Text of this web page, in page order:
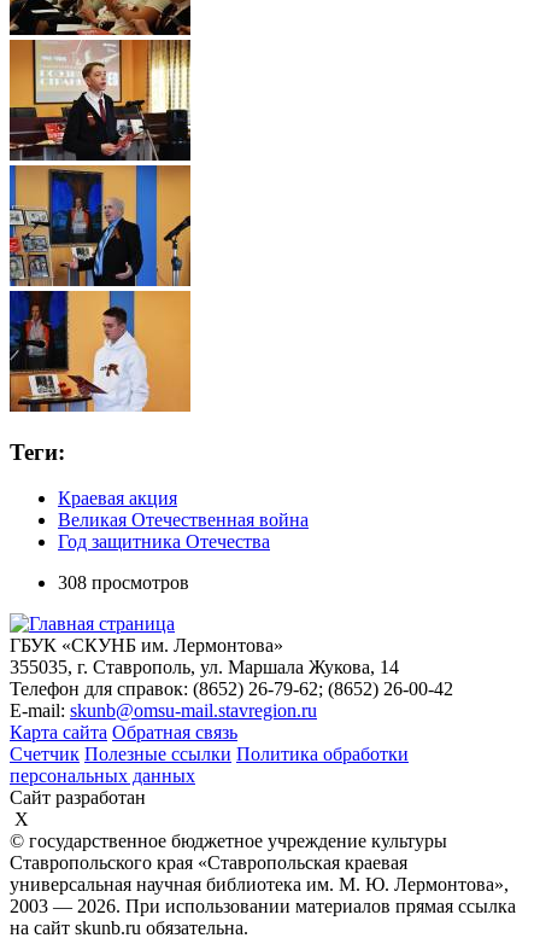
Теги:
Краевая акция
Великая Отечественная война
Год защитника Отечества
308 просмотров
ГБУК «СКУНБ им. Лермонтова»
355035, г. Ставрополь, ул. Маршала Жукова, 14
Телефон для справок: (8652) 26-79-62; (8652) 26-00-42
E-mail: skunb@omsu-mail.stavregion.ru
Карта сайта Обратная связь
Счетчик Полезные ссылки Политика обработки
персональных данных
Сайт разработан
X
© государственное бюджетное учреждение культуры
Ставропольского края «Ставропольская краевая
универсальная научная библиотека им. М. Ю. Лермонтова»,
2003 — 2026. При использовании материалов прямая ссылка
на сайт skunb.ru обязательна.